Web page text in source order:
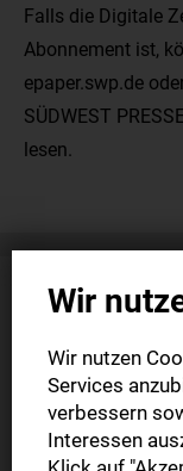
Falls die Digitale
Abonnement ist,
epaper.swp.de
SÜDWEST
lesen.
Wir
Wir nutzen
Services
verbessern
Interessen